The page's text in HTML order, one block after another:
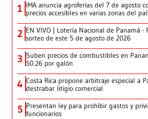
1 IMA anuncia agroferias del 7 de agosto
precios accesibles en varias zonas del
2 EN VIVO | Lotería Nacional de Panamá -
sorteo de este 5 de agosto de 2026
3 Suben precios de combustibles en
$0.26 por galón
4 Costa Rica propone arbitraje especial a
destrabar litigio comercial
5 Presentan ley para prohibir gastos y
funcionarios